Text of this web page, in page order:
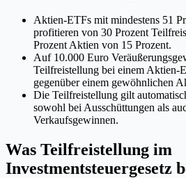
Aktien-ETFs mit mindestens 51
profitieren von 30 Prozent
Prozent Aktien von 15 Prozent.
Auf 10.000 Euro
Teilfreistellung bei einem Aktien-
gegenüber einem gewöhnlichen
Die Teilfreistellung gilt
sowohl bei Ausschüttungen als
Verkaufsgewinnen.
Was Teilfreistellung im
Investmentsteuergesetz